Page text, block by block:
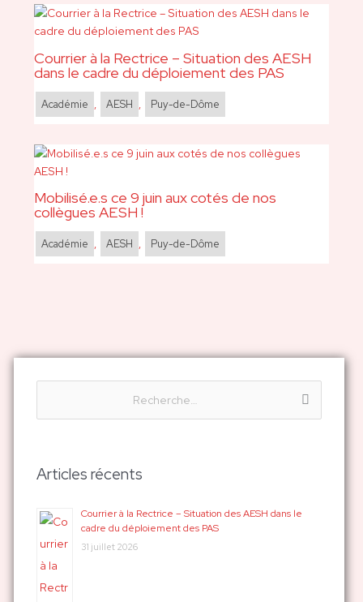
e
h
Articles récents
Courrier à la Rectrice – Situation des AESH dans le
cadre du déploiement des PAS
31 juillet 2026
Courrier à la Rectrice – Situation des AESH
dans le cadre du déploiement des PAS
Académie , AESH , Puy-de-Dôme
Mobilisé.e.s ce 9 juin aux cotés de nos
collègues AESH !
Académie , AESH , Puy-de-Dôme